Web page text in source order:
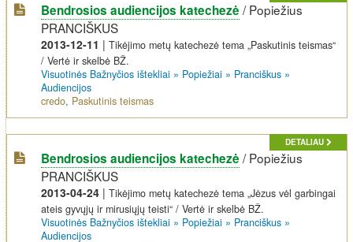
Bendrosios audiencijos katechezė /Popiežius
PRANCIŠKUS
2013-12-11 |Tikėjimo metų katechezė tema „Paskutinis teismas“
/ Vertė ir skelbė BŽ.
Visuotinės Bažnyčios ištekliai » Popiežiai » Pranciškus »
Audiencijos
credo, Paskutinis teismas
DETALIAU
Bendrosios audiencijos katechezė /Popiežius
PRANCIŠKUS
2013-04-24 |Tikėjimo metų katechezė tema „Jėzus vėl garbingai
ateis gyvųjų ir mirusiųjų teisti“ / Vertė ir skelbė BŽ.
Visuotinės Bažnyčios ištekliai » Popiežiai » Pranciškus »
Audiencijos